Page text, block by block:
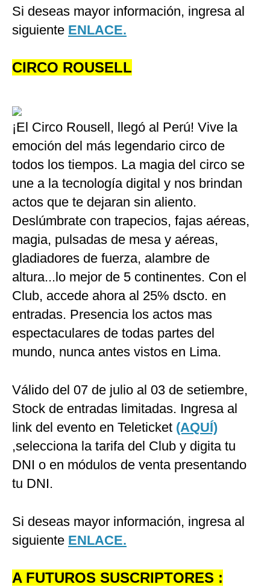
Si deseas mayor información, ingresa al
siguiente ENLACE.
CIRCO ROUSELL
¡El Circo Rousell, llegó al Perú! Vive la
emoción del más legendario circo de
todos los tiempos. La magia del circo se
une a la tecnología digital y nos brindan
actos que te dejaran sin aliento.
Deslúmbrate con trapecios, fajas aéreas,
magia, pulsadas de mesa y aéreas,
gladiadores de fuerza, alambre de
altura...lo mejor de 5 continentes. Con el
Club, accede ahora al 25% dscto. en
entradas. Presencia los actos mas
espectaculares de todas partes del
mundo, nunca antes vistos en Lima.
Válido del 07 de julio al 03 de setiembre,
Stock de entradas limitadas. Ingresa al
link del evento en Teleticket (AQUÍ)
,selecciona la tarifa del Club y digita tu
DNI o en módulos de venta presentando
tu DNI.
Si deseas mayor información, ingresa al
siguiente ENLACE.
A FUTUROS SUSCRIPTORES :